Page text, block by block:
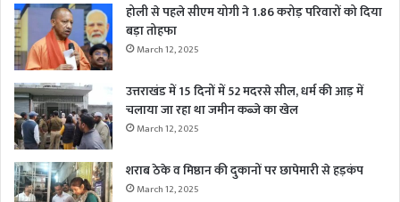
होली से पहले सीएम योगी ने 1.86 करोड़ परिवारों को दिया
बड़ा तोहफा
March 12, 2025
उत्तराखंड में 15 दिनों में 52 मदरसे सील, धर्म की आड़ में
चलाया जा रहा था जमीन कब्जे का खेल
March 12, 2025
शराब ठेके व मिष्ठान की दुकानों पर छापेमारी से हड़कंप
March 12, 2025